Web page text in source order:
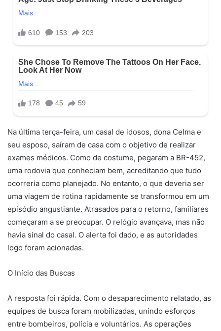
Na última terça-feira, um casal de idosos, dona Celma e
seu esposo, saíram de casa com o objetivo de realizar
exames médicos. Como de costume, pegaram a BR-452,
uma rodovia que conheciam bem, acreditando que tudo
ocorreria como planejado. No entanto, o que deveria ser
uma viagem de rotina rapidamente se transformou em um
episódio angustiante. Atrasados para o retorno, familiares
começaram a se preocupar. O relógio avançava, mas não
havia sinal do casal. O alerta foi dado, e as autoridades
logo foram acionadas.
O Início das Buscas
A resposta foi rápida. Com o desaparecimento relatado, as
equipes de busca foram mobilizadas, unindo esforços
entre bombeiros, polícia e voluntários. As operações